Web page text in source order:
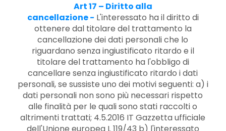
Art 17 – Diritto alla
cancellazione- L'interessato ha il diritto di
ottenere dal titolare del trattamento la
cancellazione dei dati personali che lo
riguardano senza ingiustificato ritardo e il
titolare del trattamento ha l'obbligo di
cancellare senza ingiustificato ritardo i dati
personali, se sussiste uno dei motivi seguenti: a) i
dati personali non sono più necessari rispetto
alle finalità per le quali sono stati raccolti o
altrimenti trattati; 4.5.2016 IT Gazzetta ufficiale